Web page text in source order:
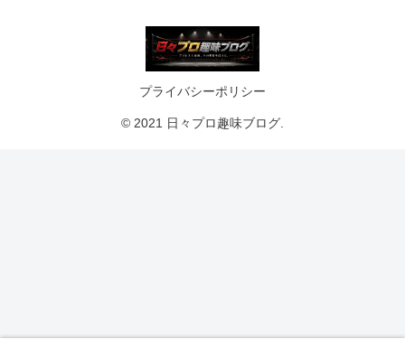
プライバシーポリシー
© 2021 日々プロ趣味ブログ.